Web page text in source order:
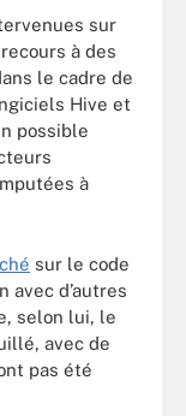
sur
à des
le cadre de
Hive et
possible
à
sur le code
avec d’autres
selon lui, le
avec de
pas été